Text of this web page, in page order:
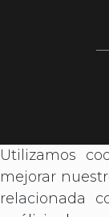
Utilizamos
mejorar
relacionada